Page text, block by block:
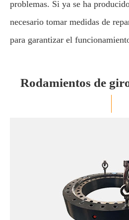
problemas. Si ya se ha
necesario tomar medidas de
para garantizar el
Rodamientos de